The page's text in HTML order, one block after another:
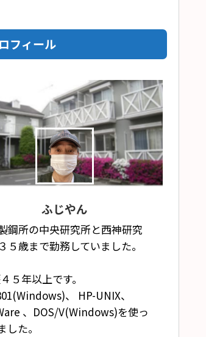
フィール
ふじやん
鋼所の中央研究所と西神研究
５歳まで勤務していました。
５年以上です。
、 HP-UNIX、
、DOS/V(Windows)を使っ
した。